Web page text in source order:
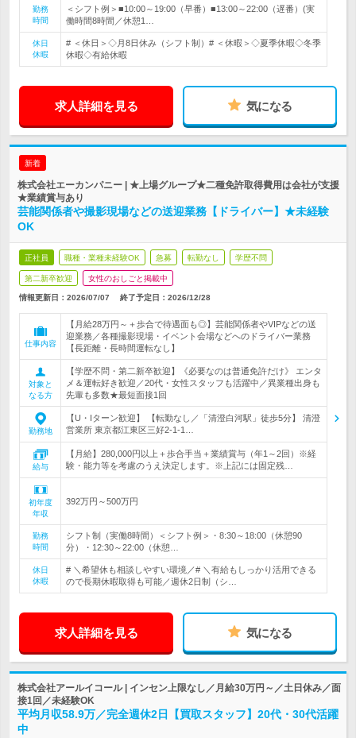
勤務
時間
＜シフト例＞■10:00～19:00（早番）■13:00～22:00（遅番）(実
働時間8時間／休憩1…
休日
休暇
# ＜休日＞◇月8日休み（シフト制）# ＜休暇＞◇夏季休暇◇冬季
休暇◇有給休暇
求人詳細を見る 気になる
新着
株式会社エーカンパニー | ★上場グループ★二種免許取得費用は会社が支援
★業績賞与あり
芸能関係者や撮影現場などの送迎業務【ドライバー】★未経験
OK
正社員 職種・業種未経験OK 急募 転勤なし 学歴不問
第二新卒歓迎 女性のおしごと掲載中
情報更新日：2026/07/07 終了予定日： 2026/12/28
仕事内容
【月給28万円～＋歩合で待遇面も◎】芸能関係者やVIPなどの送
迎業務／各種撮影現場・イベント会場などへのドライバー業務
【長距離・長時間運転なし】
対象と
なる方
【学歴不問・第二新卒歓迎】《必要なのは普通免許だけ》 エンタ
メ＆運転好き歓迎／20代・女性スタッフも活躍中／異業種出身も
先輩も多数★最短面接1回
勤務地
【U・Iターン歓迎】 【転勤なし／「清澄白河駅」徒歩5分】 清澄
営業所 東京都江東区三好2-1-1…
給与
【月給】280,000円以上＋歩合手当＋業績賞与（年1～2回）※経
験・能力等を考慮のうえ決定します。※上記には固定残…
初年度
年収
392万円～500万円
勤務
時間
シフト制（実働8時間）＜シフト例＞・8:30～18:00（休憩90
分）・12:30～22:00（休憩…
休日
休暇
# ＼希望休も相談しやすい環境／# ＼有給もしっかり活用できる
ので長期休暇取得も可能／週休2日制（シ…
求人詳細を見る 気になる
株式会社アールイコール | インセン上限なし／月給30万円～／土日休み／面
接1回／未経験OK
平均月収58.9万／完全週休2日【買取スタッフ】20代・30代活躍
中